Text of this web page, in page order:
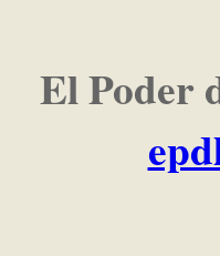
El Poder